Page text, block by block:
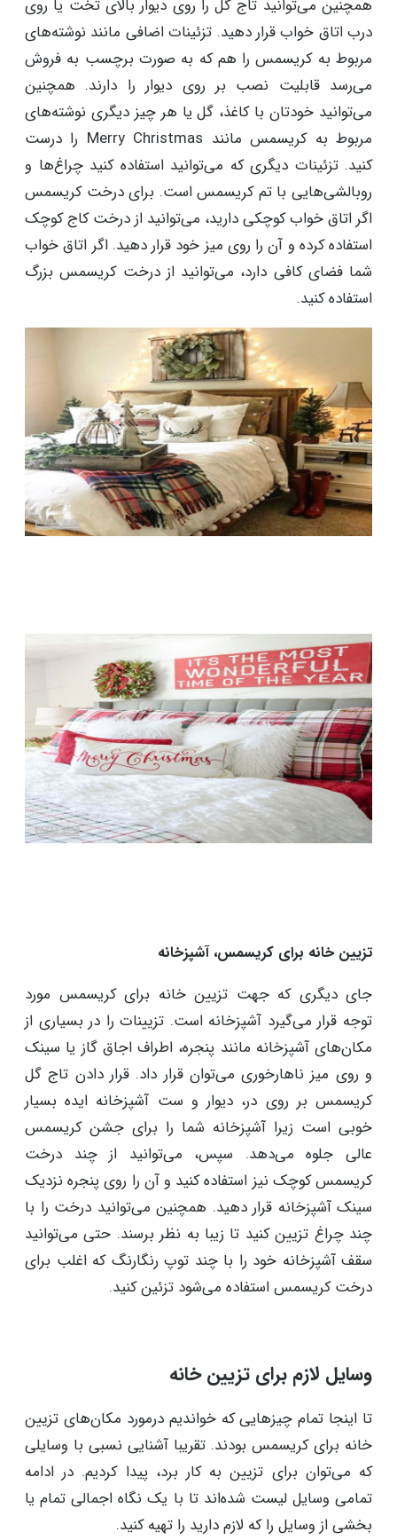
همچنین می‌توانید تاج گل را روی دیوار بالای تخت یا روی
درب اتاق خواب قرار دهید. تزئینات اضافی مانند نوشته‌های
مربوط به کریسمس را هم که به صورت برچسب به فروش
می‌رسد قابلیت نصب بر روی دیوار را دارند. همچنین
می‌توانید خودتان با کاغذ، گل یا هر چیز دیگری نوشته‌های
مربوط به کریسمس مانند Merry Christmas را درست
کنید. تزئینات دیگری که می‌توانید استفاده کنید چراغ‌ها و
روبالشی‌هایی با تم کریسمس است. برای درخت کریسمس
اگر اتاق خواب کوچکی دارید، می‌توانید از درخت کاج کوچک
استفاده کرده و آن را روی میز خود قرار دهید. اگر اتاق خواب
شما فضای کافی دارد، می‌توانید از درخت کریسمس بزرگ
استفاده کنید.
تزیین خانه برای کریسمس، آشپزخانه
جای دیگری که جهت تزیین خانه برای کریسمس مورد
توجه قرار می‌گیرد آشپزخانه است. تزیینات را در بسیاری از
مکان‌های آشپزخانه مانند پنجره، اطراف اجاق گاز یا سینک
و روی میز ناهارخوری می‌توان قرار داد. قرار دادن تاج گل
کریسمس بر روی در، دیوار و ست آشپزخانه ایده بسیار
خوبی است زیرا آشپزخانه شما را برای جشن کریسمس
عالی جلوه می‌دهد. سپس، می‌توانید از چند درخت
کریسمس کوچک نیز استفاده کنید و آن را روی پنجره نزدیک
سینک آشپزخانه قرار دهید. همچنین می‌توانید درخت را با
چند چراغ تزیین کنید تا زیبا به نظر برسند. حتی می‌توانید
سقف آشپزخانه خود را با چند توپ رنگارنگ که اغلب برای
درخت کریسمس استفاده می‌شود تزئین کنید.
وسایل لازم برای تزیین خانه
تا اینجا تمام چیزهایی که خواندیم درمورد مکان‌های تزیین
خانه برای کریسمس بودند. تقریبا آشنایی نسبی با وسایلی
که می‌توان برای تزیین به کار برد، پیدا کردیم. در ادامه
تمامی وسایل لیست شده‌اند تا با یک نگاه اجمالی تمام یا
بخشی از وسایل را که لازم دارید را تهیه کنید.